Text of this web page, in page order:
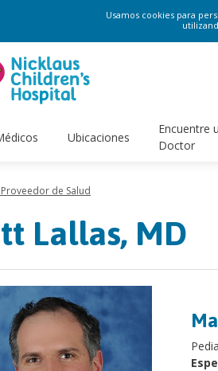
Usamos cookies para
Ubicaciones
Encuentre
Doctor
de Salud
Lallas, MD